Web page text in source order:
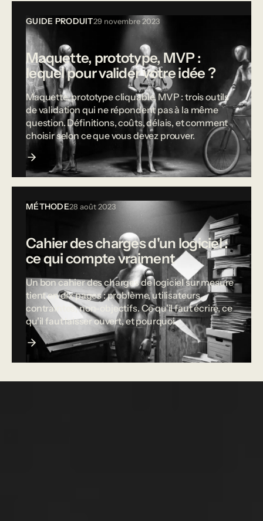
GUIDE PRODUIT29 novembre 2023
Maquette, prototype, MVP :
lequel pour valider votre idée ?
Maquette, prototype cliquable, MVP : trois outils
de validation qui ne répondent pas à la même
question. Définitions, coûts, délais, et comment
choisir selon ce que vous devez prouver.
MÉTHODE28 août 2023
Cahier des charges d'un logiciel :
ce qui compte vraiment
Un bon cahier des charges de logiciel sur mesure
tient en dix pages : problème, utilisateurs,
contraintes, non-objectifs. Ce qu'il faut écrire, ce
qu'il faut laisser ouvert, et pourquoi.